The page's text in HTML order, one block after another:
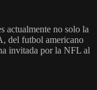
actualmente no solo la
del futbol americano
invitada por la NFL al